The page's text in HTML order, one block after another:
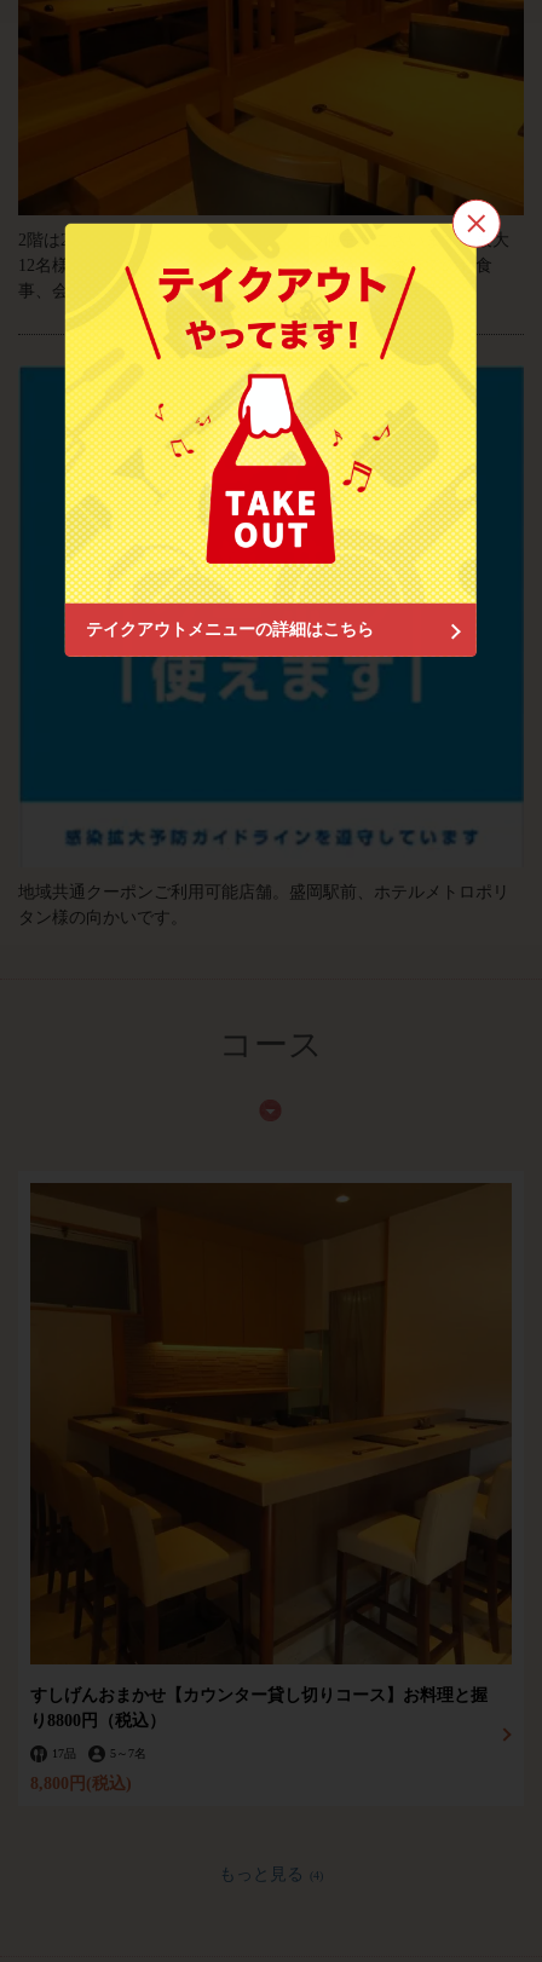
テイクアウトメニューの詳細はこちら
2階は2名様からご利用可能な掘りごたつ個室がございます。最大
12名様まで。少数でのお食事、デート、接待、ご家族でのお食
事、会社宴会などどんなシーンでもご利用いただけます。
地域共通クーポンご利用可能店舗。盛岡駅前、ホテルメトロポリ
タン様の向かいです。
コース
すしげんおまかせ【カウンター貸し切りコース】お料理と握
り8800円（税込）
17品 5～ 7名
8,800円 (税込)
もっと見る (4)
この店舗情報をシェアする
すしげん
岩手県盛岡市盛岡駅前通15-14
https://sushigen.owst.jp/
お店情報をコピー
閉じる